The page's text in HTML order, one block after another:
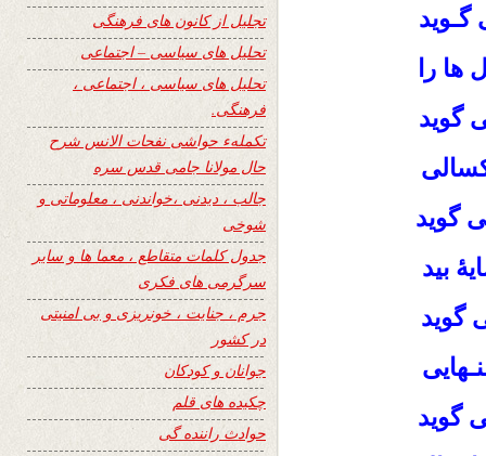
گـوید
را
گوید
گوید
بید
گوید
گوید
تجلیل از کانون های فرهنگی
تحلیل های سیاسی – اجتماعی
تحلیل های سیاسی ، اجتماعی ،
فرهنگی.
تکملهء حواشی نفحات الانس شرح
حال مولانا جامی قدس سره
جالب ، دیدنی ،خواندنی ، معلوماتی و
شوخی
جدول کلمات متقاطع ، معما ها و سایر
سرگرمی های فکری
جرم ، جنایت ، خونریزی و بی امنیتی
در کشور
جوانان و کودکان
چکیده های قلم
حوادث راننده گی